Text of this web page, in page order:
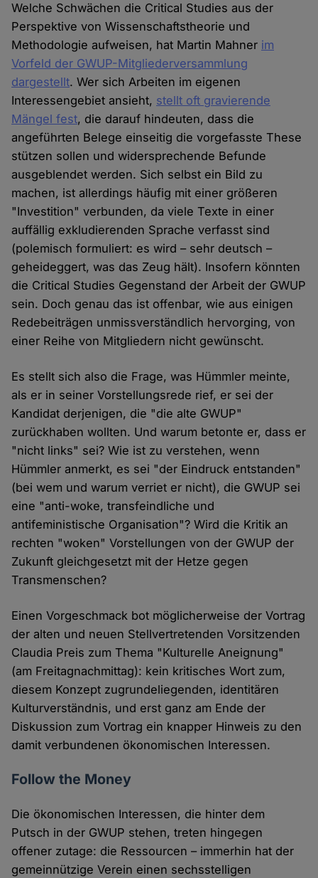
Welche Schwächen die Critical Studies aus der
Perspektive von Wissenschaftstheorie und
Methodologie aufweisen, hat Martin Mahner im
Vorfeld der GWUP-Mitgliederversammlung
dargestellt. Wer sich Arbeiten im eigenen
Interessengebiet ansieht, stellt oft gravierende
Mängel fest, die darauf hindeuten, dass die
angeführten Belege einseitig die vorgefasste These
stützen sollen und widersprechende Befunde
ausgeblendet werden. Sich selbst ein Bild zu
machen, ist allerdings häufig mit einer größeren
"Investition" verbunden, da viele Texte in einer
auffällig exkludierenden Sprache verfasst sind
(polemisch formuliert: es wird – sehr deutsch –
geheideggert, was das Zeug hält). Insofern könnten
die Critical Studies Gegenstand der Arbeit der GWUP
sein. Doch genau das ist offenbar, wie aus einigen
Redebeiträgen unmissverständlich hervorging, von
einer Reihe von Mitgliedern nicht gewünscht.
Es stellt sich also die Frage, was Hümmler meinte,
als er in seiner Vorstellungsrede rief, er sei der
Kandidat derjenigen, die "die alte GWUP"
zurückhaben wollten. Und warum betonte er, dass er
"nicht links" sei? Wie ist zu verstehen, wenn
Hümmler anmerkt, es sei "der Eindruck entstanden"
(bei wem und warum verriet er nicht), die GWUP sei
eine "anti-woke, transfeindliche und
antifeministische Organisation"? Wird die Kritik an
rechten "woken" Vorstellungen von der GWUP der
Zukunft gleichgesetzt mit der Hetze gegen
Transmenschen?
Einen Vorgeschmack bot möglicherweise der Vortrag
der alten und neuen Stellvertretenden Vorsitzenden
Claudia Preis zum Thema "Kulturelle Aneignung"
(am Freitagnachmittag): kein kritisches Wort zum,
diesem Konzept zugrundeliegenden, identitären
Kulturverständnis, und erst ganz am Ende der
Diskussion zum Vortrag ein knapper Hinweis zu den
damit verbundenen ökonomischen Interessen.
Follow the Money
Die ökonomischen Interessen, die hinter dem
Putsch in der GWUP stehen, treten hingegen
offener zutage: die Ressourcen – immerhin hat der
gemeinnützige Verein einen sechsstelligen